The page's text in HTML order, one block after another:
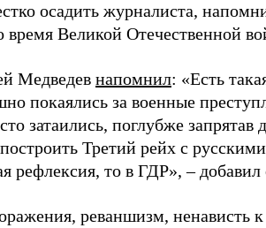
осадить журналиста,
Великой Отечественной
Медведев напомнил: «Есть
покаялись за военные
затаились, поглубже запрятав
Третий рейх с
рефлексия, то в ГДР», – добавил
реваншизм, ненависть